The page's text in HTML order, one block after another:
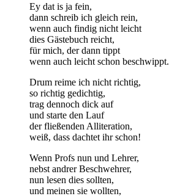
Ey dat is ja fein,
dann schreib ich gleich rein,
wenn auch findig nicht leicht
dies Gästebuch reicht,
für mich, der dann tippt
wenn auch leicht schon beschwippt.
Drum reime ich nicht richtig,
so richtig gedichtig,
trag dennoch dick auf
und starte den Lauf
der fließenden Alliteration,
weiß, dass dachtet ihr schon!
Wenn Profs nun und Lehrer,
nebst andrer Beschwehrer,
nun lesen dies sollten,
und meinen sie wollten,